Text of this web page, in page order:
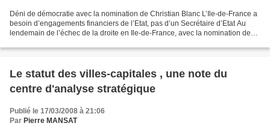
Déni de démocratie avec la nomination de Christian Blanc L’Ile-de-France a
besoin d’engagements financiers de l’Etat, pas d’un Secrétaire d’Etat Au
lendemain de l’échec de la droite en Ile-de-France, avec la nomination de
Le statut des villes-capitales , une note du
centre d'analyse stratégique
Publié le 17/03/2008 à 21:06
Par Pierre MANSAT